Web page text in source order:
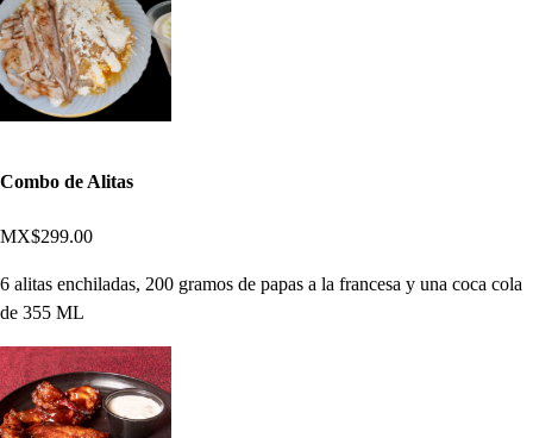
Combo de Alitas
MX$299.00
6 alitas enchiladas, 200 gramos de papas a la francesa y una coca cola
de 355 ML